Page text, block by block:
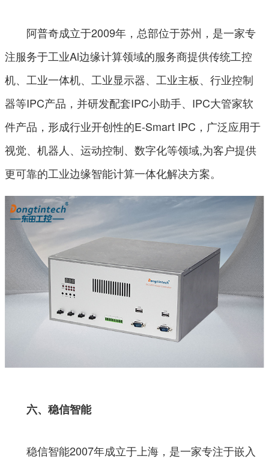
阿普奇成立于2009年，总部位于苏州，是一家专
注服务于工业Al边缘计算领域的服务商提供传统工控
机、工业一体机、工业显示器、工业主板、行业控制
器等IPC产品，并研发配套IPC小助手、IPC大管家软
件产品，形成行业开创性的E-Smart IPC，广泛应用于
视觉、机器人、运动控制、数字化等领域,为客户提供
更可靠的工业边缘智能计算一体化解决方案。
六、稳信智能
稳信智能2007年成立于上海，是一家专注于嵌入